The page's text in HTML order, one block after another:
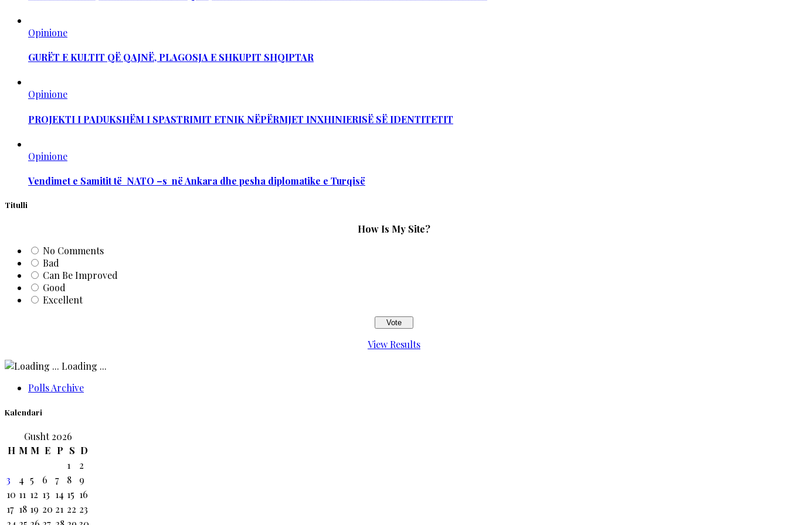
Opinione
GURËT E KULTIT QË QAJNË, PLAGOSJA E SHKUPIT SHQIPTAR
Opinione
PROJEKTI I PADUKSHËM I SPASTRIMIT ETNIK NËPËRMJET INXHINIERISË SË IDENTITETIT
Opinione
Vendimet e Samitit të NATO –s në Ankara dhe pesha diplomatike e Turqisë
Titulli
How Is My Site?
No Comments
Bad
Can Be Improved
Good
Excellent
View Results
Loading ...
Polls Archive
Kalendari
Gusht 2026
H M M E P S D
1
2
3
4 5 6 7 8
9
10 11 12 13 14 15 16
17 18 19 20 21 22 23